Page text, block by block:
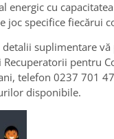
energic cu
joc specifice fiecărui
suplimentare vă
Recuperatorii pentru
telefon 0237 701
disponibile.